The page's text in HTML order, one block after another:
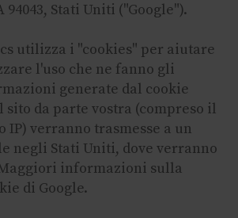
Stati Uniti ("Google").
utilizza i "cookies" per aiutare
l'uso che ne fanno gli
generate dal cookie
da parte vostra (compreso il
IP) verranno trasmesse a un
negli Stati Uniti, dove verranno
informazioni sulla
di Google.